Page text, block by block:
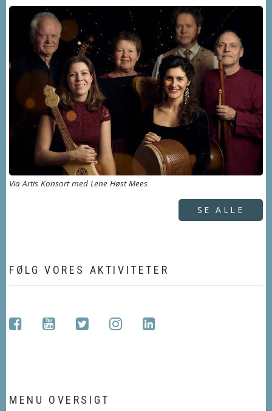
Via Artis Konsort med Lene Høst Mees
SE ALLE
FØLG VORES AKTIVITETER
facebookyoutubetwitterinstagramlinkedin
MENU OVERSIGT